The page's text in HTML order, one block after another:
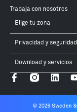
Trabaja con nosotros
Elige tu zona
Privacidad y seguridad
Download y servicios
© 2026 Sweden